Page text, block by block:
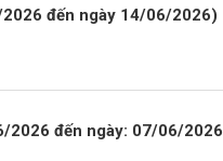
2026 đến ngày 14/06/2026)
2026 đến ngày: 07/06/2026